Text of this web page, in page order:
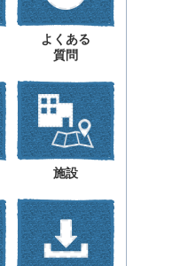
よくある
質問
施設